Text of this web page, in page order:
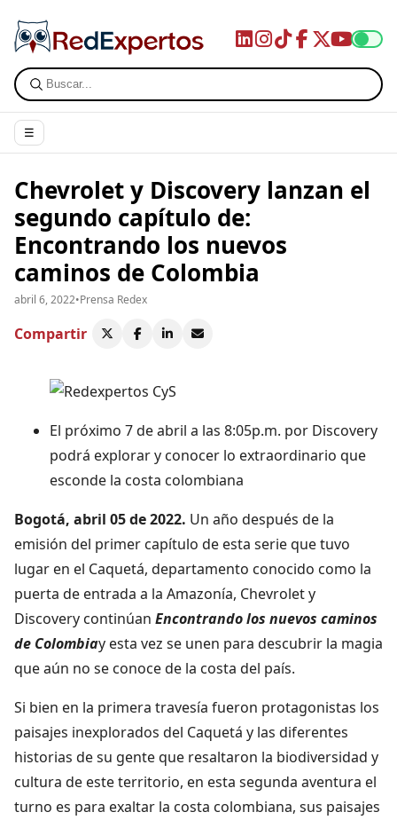
☰
Chevrolet y Discovery lanzan el
segundo capítulo de:
Encontrando los nuevos
caminos de Colombia
abril 6, 2022•Prensa Redex
Compartir
El próximo 7 de abril a las 8:05p.m. por Discovery
podrá explorar y conocer lo extraordinario que
esconde la costa colombiana
Bogotá, abril 05 de 2022. Un año después de la
emisión del primer capítulo de esta serie que tuvo
lugar en el Caquetá, departamento conocido como la
puerta de entrada a la Amazonía, Chevrolet y
Discovery continúan Encontrando los nuevos caminos
de Colombiay esta vez se unen para descubrir la magia
que aún no se conoce de la costa del país.
Si bien en la primera travesía fueron protagonistas los
paisajes inexplorados del Caquetá y las diferentes
historias de su gente que resaltaron la biodiversidad y
cultura de este territorio, en esta segunda aventura el
turno es para exaltar la costa colombiana, sus paisajes